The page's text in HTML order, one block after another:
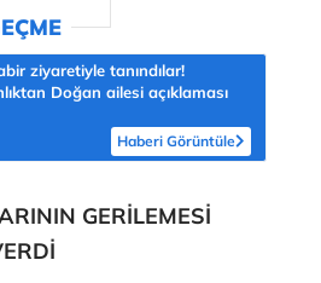
ziyaretiyle tanındılar!
Doğan ailesi açıklaması
Haberi Görüntüle
GERİLEMESİ